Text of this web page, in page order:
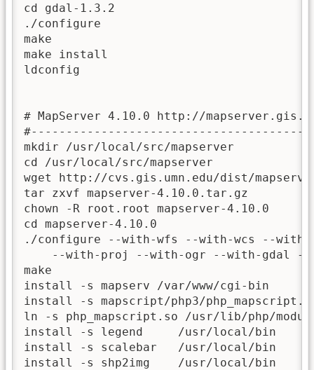
cd gdal-1.3.2
./configure
make
make install
ldconfig
# MapServer 4.10.0 http://
mkdir /usr/local/src/mapserver
cd /usr/local/src/mapserver
wget http://cvs.gis.umn.edu/dist/
tar zxvf mapserver-4.10.0.tar.gz
chown -R root.root mapserver-4.10.0
cd mapserver-4.10.0
./configure --with-wfs --with-wcs --
--with-proj --with-ogr --with-gdal
make
install -s mapserv /var/www/cgi-bin
install -s mapscript/php3/
ln -s php_mapscript.so /usr/lib/php/
install -s legend     /usr/local/bin
install -s scalebar   /usr/local/bin
install -s shp2img    /usr/local/bin